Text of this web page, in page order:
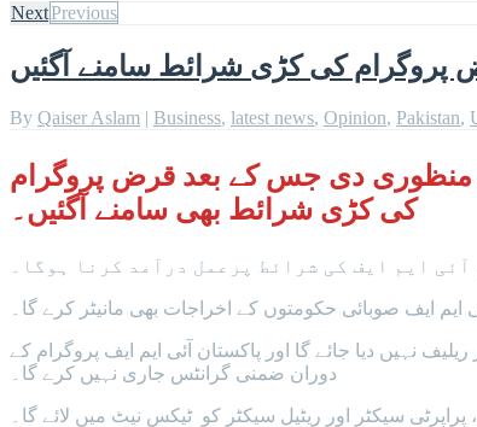
NextPrevious
پروگرام کی کڑی شرائط سامنے آگئیں
By Qaiser Aslam | Business, latest news, Opinion, Pakistan,
7 ارب ڈالرز کے بیل آؤٹ پیکج کی منظوری دی جس کے بعد قرض پروگرام
کی کڑی شرائط بھی سامنے آگئیں۔
ایم ایف کی شرائط پرعمل درآمد کرنا ہوگا۔
ایف صوبائی حکومتوں کے اخراجات بھی مانیٹر کرے گا۔
نہیں دیا جائے گا اور پاکستان آئی ایم ایف پروگرام کے
دوران ضمنی گرانٹس جاری نہیں کرے گا۔
سیکٹر اور ریٹیل سیکٹر کو ٹیکس نیٹ میں لائے گا۔